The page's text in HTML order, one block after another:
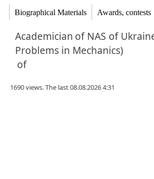
Biographical Materials Awards, contests
Academician of NAS of
Problems in Mechanics)
of
1690 views. The last 08.08.2026 4:31